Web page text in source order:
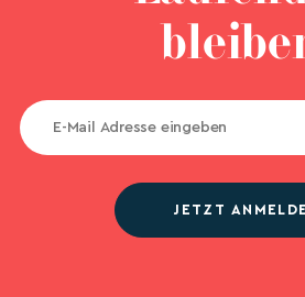
JETZT